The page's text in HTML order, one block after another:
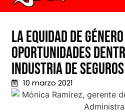
La equidad de
oportunidades
industria de seguros
10 marzo 2021